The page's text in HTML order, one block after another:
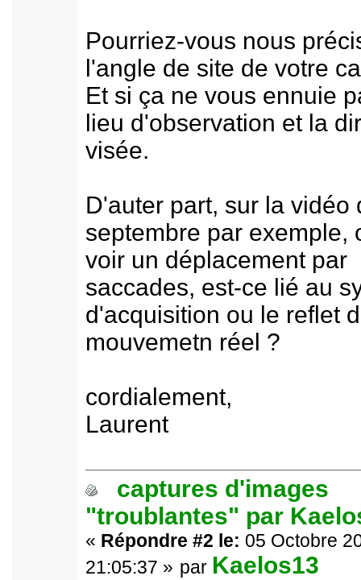
Pourriez-vous nous
l'angle de site de votre
Et si ça ne vous ennuie
lieu d'observation et la
visée.
D'auter part, sur la vidéo
septembre par exemple,
voir un déplacement par
saccades, est-ce lié au
d'acquisition ou le reflet
mouvemetn réel ?
cordialement,
Laurent
captures d'images
"troublantes" par
« Répondre #2 le: 05 Octobre
21:05:37 » par Kaelos13